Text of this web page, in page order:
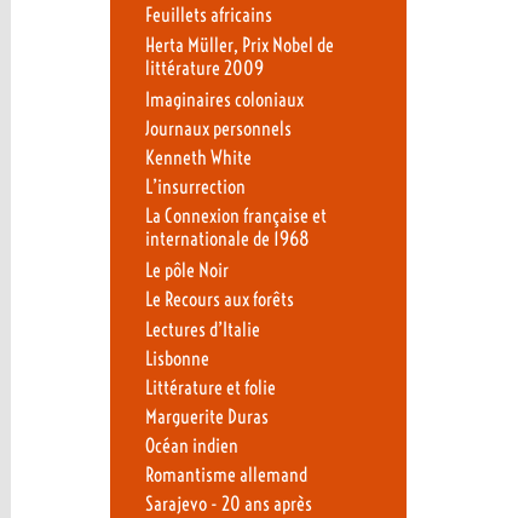
Feuillets africains
Herta Müller, Prix Nobel de
littérature 2009
Imaginaires coloniaux
Journaux personnels
Kenneth White
L’insurrection
La Connexion française et
internationale de 1968
Le pôle Noir
Le Recours aux forêts
Lectures d’Italie
Lisbonne
Littérature et folie
Marguerite Duras
Océan indien
Romantisme allemand
Sarajevo - 20 ans après